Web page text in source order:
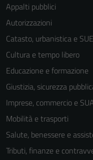
Appalti pubblici
Autorizzazioni
Catasto, urbanistica e SUE
Cultura e tempo libero
Educazione e formazione
Giustizia, sicurezza
Imprese, commercio e
Mobilità e trasporti
Salute, benessere e
Tributi, finanze e